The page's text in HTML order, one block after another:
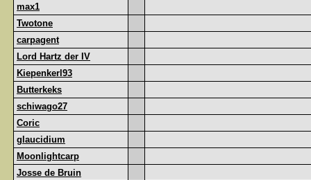
max1
Twotone
carpagent
Lord Hartz der IV
Kiepenkerl93
Butterkeks
schiwago27
Coric
glaucidium
Moonlightcarp
Josse de Bruin